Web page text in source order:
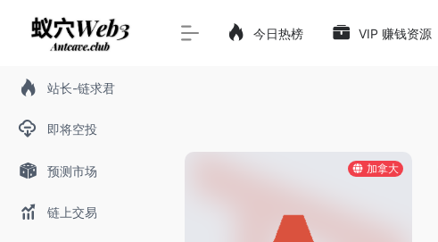
站长-链求君
即将空投
预测市场
链上交易
今日热榜 VIP 赚钱资源
加拿大